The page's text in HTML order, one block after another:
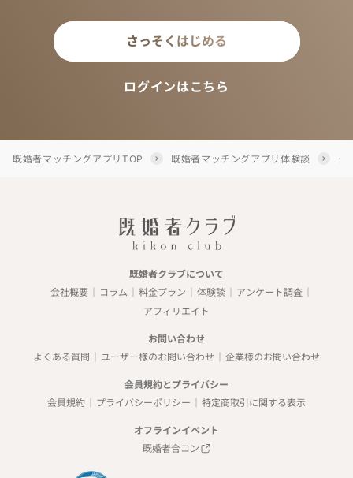
さっそくはじめる
ログインはこちら
既婚者マッチングアプリTOP 既婚者マッチングアプリ体験談 タ
既婚者クラブについて
会社概要
コラム 料金プラン 体験談
アンケート調査
アフィリエイト
お問い合わせ
よくある質問
ユーザー様のお問い合わせ 企業様のお問い合わせ
会員規約とプライバシー
会員規約
プライバシーポリシー 特定商取引に関する表示
オフラインイベント
既婚者合コン